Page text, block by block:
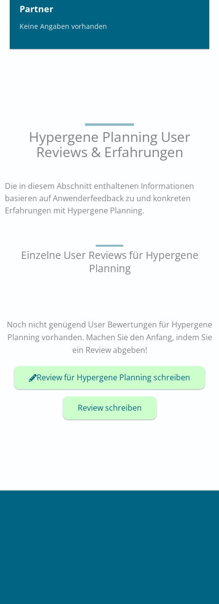
Partner
Keine Angaben vorhanden
Hypergene Planning User
Reviews & Erfahrungen
Die in diesem Abschnitt enthaltenen Informationen
basieren auf Anwenderfeedback zu und konkreten
Erfahrungen mit Hypergene Planning.
Einzelne User Reviews für Hypergene
Planning
Noch nicht genügend User Bewertungen für Hypergene
Planning vorhanden. Machen Sie den Anfang, indem Sie
ein Review abgeben!
Review für Hypergene Planning schreiben
Review schreiben